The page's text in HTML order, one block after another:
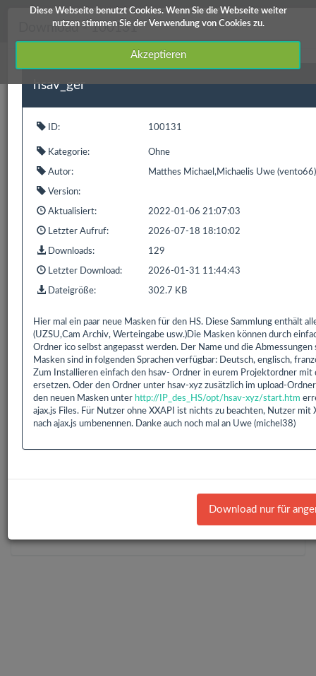
Diese Webseite benutzt Cookies. Wenn Sie die Webseite weiter
nutzen stimmen Sie der Verwendung von Cookies zu.
Akzeptieren
knx-user-forum Service
ETS Produktdatenbanken Info / Hilfe
Downloads
Hauptkategorie Kategorie Kurzbeschreibung
100131 Downloads Ohne
1 bis 1 von 1 Einträgen (gefiltert von 835 Einträgen)
Zurück 1 Nächste
Bereits319.184Downloads mit593.9 GBgezählt seit:
Download - 100131
hsav_ger
ID: 100131
Kategorie: Ohne
Autor: Matthes Michael,Michaelis Uwe (vento66)
Version:
Aktualisiert: 2022-01-06 21:07:03
Letzter Aufruf: 2026-07-18 18:10:02
Downloads: 129
Letzter Download: 2026-01-31 11:44:43
Dateigröße: 302.7 KB
Hier mal ein paar neue Masken für den HS. Diese Sammlung enthält
(UZSU,Cam Archiv, Werteingabe usw.)Die Masken können durch
Ordner ico selbst angepasst werden. Der Name und die Abmessungen
Masken sind in folgenden Sprachen verfügbar: Deutsch, englisch,
Zum Installieren einfach den hsav- Ordner in eurem Projektordner
ersetzen. Oder den Ordner unter hsav-xyz zusätzlich im upload-
den neuen Masken unter http://IP_des_HS/opt/hsav-xyz/start.htm
ajax.js Files. Für Nutzer ohne XXAPI ist nichts zu beachten, Nutzer mit
nach ajax.js umbenennen. Danke auch noch mal an Uwe (michel38)
Download nur für